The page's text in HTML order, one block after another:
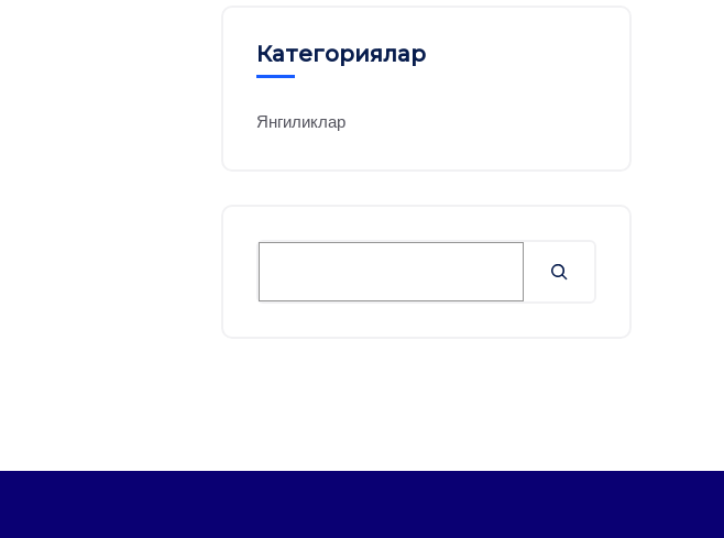
Категориялар
Янгиликлар